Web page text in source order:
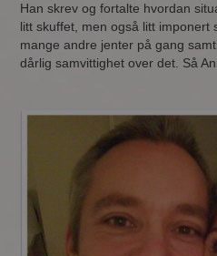
Han skrev og fortalte hvordan
litt skuffet, men også litt imponert
mange andre jenter på gang
dårlig samvittighet over det. Så